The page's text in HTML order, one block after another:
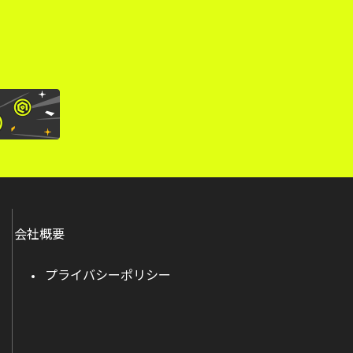
会社概要
プライバシーポリシー